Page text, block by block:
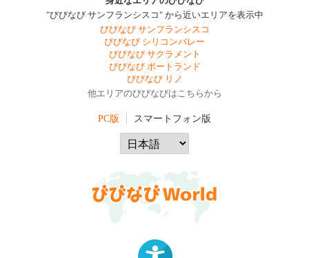
"びびなび サンフランシスコ" から近いエリアを表示中
びびなび サンフランシスコ
びびなび シリコンバレー
びびなび サクラメント
びびなび ポートランド
びびなび リノ
他エリアのびびなびはこちらから
PC版 スマートフォン版